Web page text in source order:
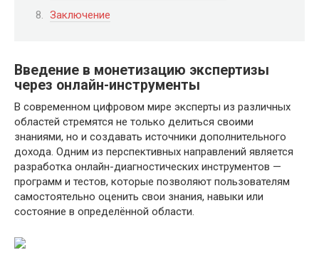
Заключение
Введение в монетизацию экспертизы
через онлайн-инструменты
В современном цифровом мире эксперты из различных
областей стремятся не только делиться своими
знаниями, но и создавать источники дополнительного
дохода. Одним из перспективных направлений является
разработка онлайн-диагностических инструментов —
программ и тестов, которые позволяют пользователям
самостоятельно оценить свои знания, навыки или
состояние в определённой области.